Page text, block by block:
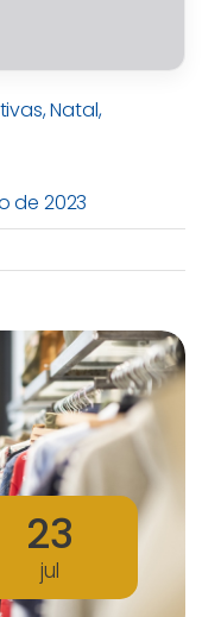
,Natal,
de 2023
23
jul